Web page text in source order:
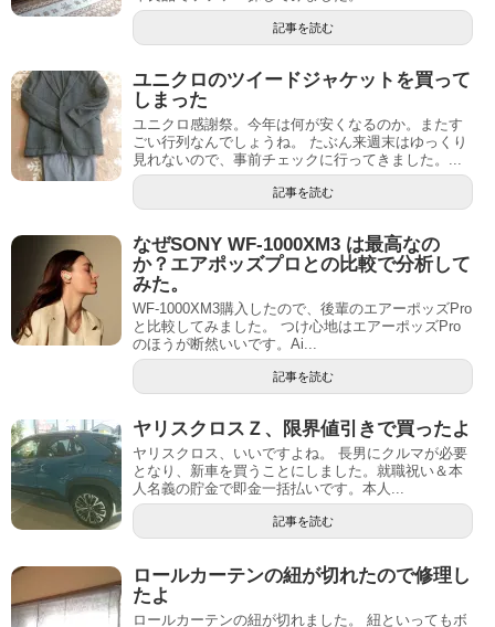
記事を読む
ユニクロのツイードジャケットを買って
しまった
ユニクロ感謝祭。今年は何が安くなるのか。またす
ごい行列なんでしょうね。 たぶん来週末はゆっくり
見れないので、事前チェックに行ってきました。...
記事を読む
なぜSONY WF-1000XM3 は最高なの
か？エアポッズプロとの比較で分析して
みた。
WF-1000XM3購入したので、後輩のエアーポッズPro
と比較してみました。 つけ心地はエアーポッズPro
のほうが断然いいです。Ai...
記事を読む
ヤリスクロスＺ、限界値引きで買ったよ
ヤリスクロス、いいですよね。 長男にクルマが必要
となり、新車を買うことにしました。就職祝い＆本
人名義の貯金で即金一括払いです。本人...
記事を読む
ロールカーテンの紐が切れたので修理し
たよ
ロールカーテンの紐が切れました。 紐といってもボ